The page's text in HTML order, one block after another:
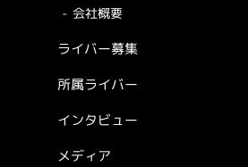
会社概要
ライバー募集
所属ライバー
インタビュー
メディア